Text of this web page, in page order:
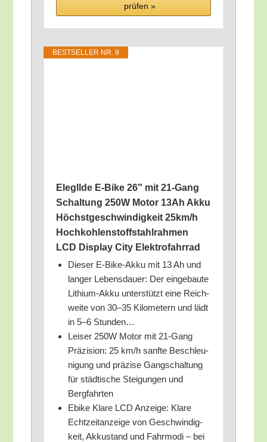
prü­fen »
BEST­SEL­LER NR. 9
Elegll­de E‑Bike 26″ mit 21-Gang
Schal­tung 250W Motor 13Ah Akku
Höchst­ge­schwin­dig­keit 25km/​h
Hoch­koh­len­stoff­stahl­rah­men
LCD Dis­play City Elektrofahrrad
Die­ser E‑Bike-Akku mit 13 Ah und
lan­ger Lebens­dau­er: Der ein­ge­bau­te
Lithi­um-Akku unter­stützt eine Reich­
wei­te von 30–35 Kilo­me­tern und lädt
in 5–6 Stunden…
Lei­ser 250W Motor mit 21-Gang
Prä­zi­si­on: 25 km/​h sanf­te Beschleu­
ni­gung und prä­zi­se Gang­schal­tung
für städ­ti­sche Stei­gun­gen und
Bergfahrten
Ebike Kla­re LCD Anzei­ge: Kla­re
Echt­zeit­an­zei­ge von Geschwin­dig­
keit, Akku­stand und Fahr­mo­di – bei